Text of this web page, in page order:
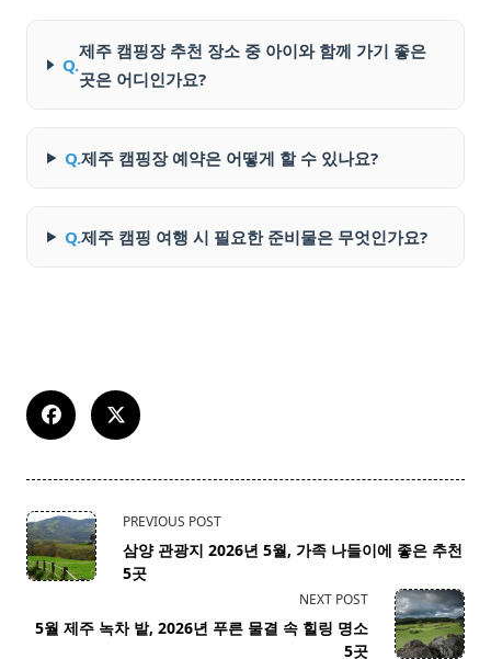
Q.
제주 캠핑장 추천 장소 중 아이와 함께 가기 좋은
곳은 어디인가요?
Q.제주 캠핑장 예약은 어떻게 할 수 있나요?
Q.제주 캠핑 여행 시 필요한 준비물은 무엇인가요?
<span
class="nav-
subtitle
reader-
PREVIOUS POST
삼양 관광지 2026년 5월, 가족 나들이에 좋은 추천
5곳
NEXT POST
5월 제주 녹차 밭, 2026년 푸른 물결 속 힐링 명소
5곳